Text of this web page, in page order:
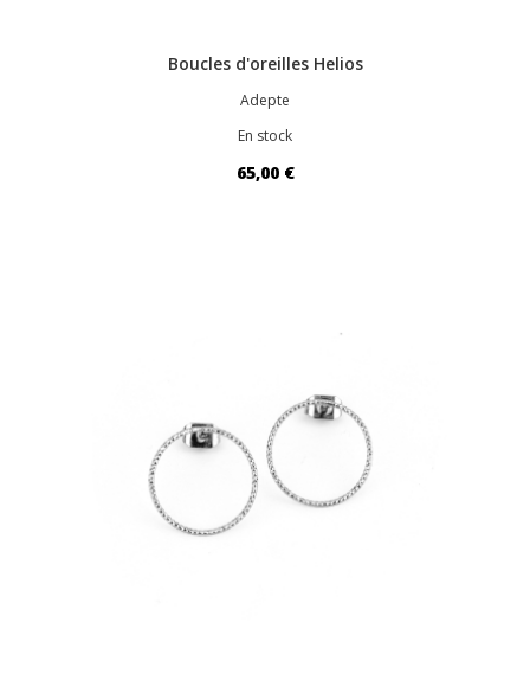
Boucles d'oreilles Helios
Adepte
En stock
65,00 €